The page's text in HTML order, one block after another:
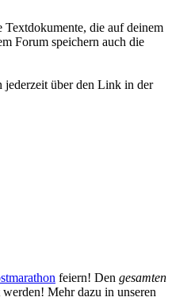
die auf deinem
Forum speichern auch die
jederzeit über den Link in der
feiern! Den gesamten
Mehr dazu in unseren